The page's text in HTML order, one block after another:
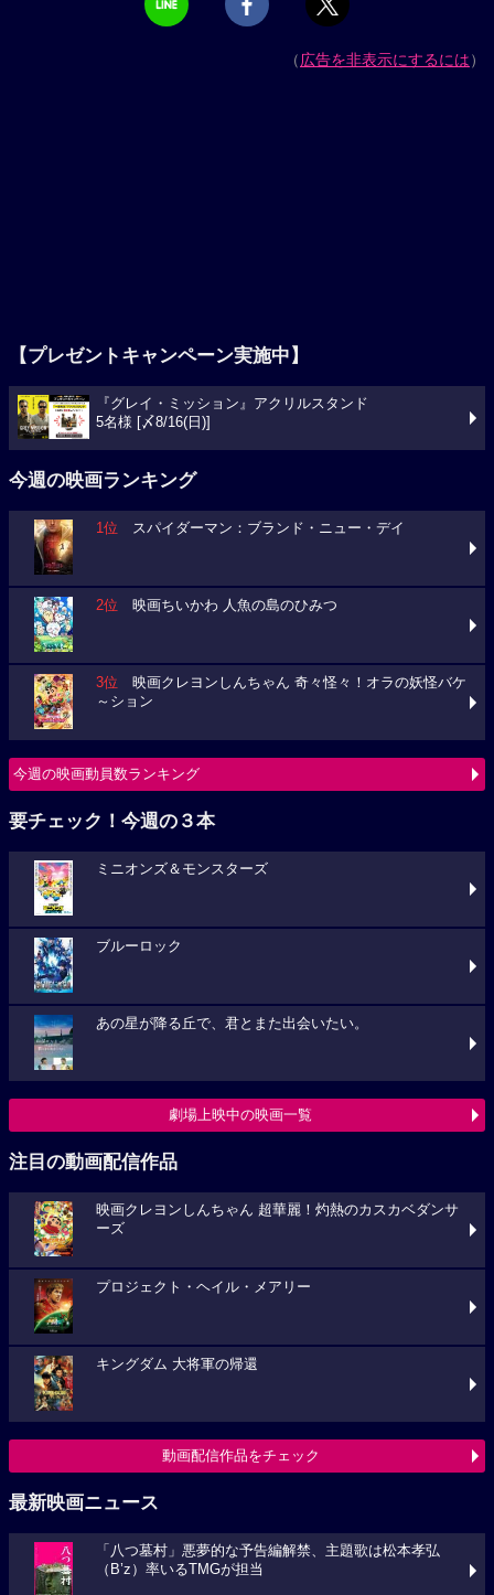
（広告を非表示にするには）
【プレゼントキャンペーン実施中】
『グレイ・ミッション』アクリルスタンド
5名様 [〆8/16(日)]
今週の映画ランキング
1位 スパイダーマン：ブランド・ニュー・デイ
2位 映画ちいかわ 人魚の島のひみつ
3位 映画クレヨンしんちゃん 奇々怪々！オラの妖怪バケ
～ション
今週の映画動員数ランキング
要チェック！今週の３本
ミニオンズ＆モンスターズ
ブルーロック
あの星が降る丘で、君とまた出会いたい。
劇場上映中の映画一覧
注目の動画配信作品
映画クレヨンしんちゃん 超華麗！灼熱のカスカベダンサ
ーズ
プロジェクト・ヘイル・メアリー
キングダム 大将軍の帰還
動画配信作品をチェック
最新映画ニュース
「八つ墓村」悪夢的な予告編解禁、主題歌は松本孝弘
（B’z）率いるTMGが担当